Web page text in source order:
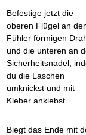
Befestige jetzt die
oberen Flügel an
Fühler förmigen
und die unteren an
Sicherheitsnadel,
du die Laschen
umknickst und mit
Kleber anklebst.
Biegt das Ende mit